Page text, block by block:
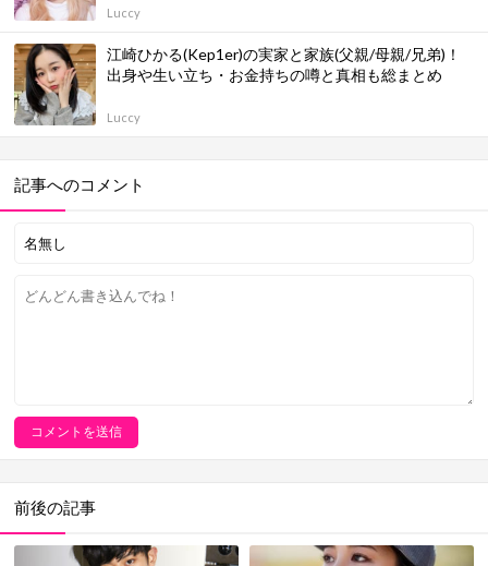
Luccy
江崎ひかる(Kep1er)の実家と家族(父親/母親/兄弟)！
出身や生い立ち・お金持ちの噂と真相も総まとめ
Luccy
記事へのコメント
前後の記事